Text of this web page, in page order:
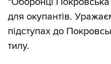
для окупантів.
підступах до
тилу.